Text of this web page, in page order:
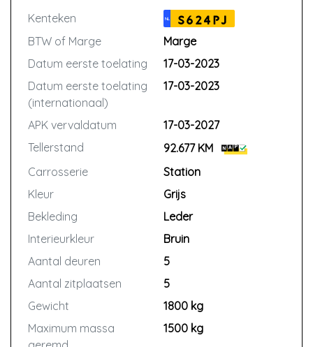
Kenteken NL
S624PJ
BTW of Marge
Marge
Datum eerste toelating
17-03-2023
Datum eerste toelating
(internationaal)
17-03-2023
APK vervaldatum
17-03-2027
Tellerstand
92.677 KM
Carrosserie
Station
Kleur
Grijs
Bekleding
Leder
Interieurkleur
Bruin
Aantal deuren
5
Aantal zitplaatsen
5
Gewicht
1800 kg
Maximum massa
1500 kg